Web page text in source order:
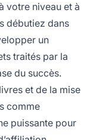
votre niveau et à
débutiez dans
un
traités par la
du succès.
et de la mise
comme
puissante pour